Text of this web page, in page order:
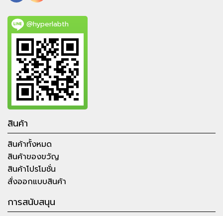
@hyperlabth
สินค้า
สินค้าทั้งหมด
สินค้าของขวัญ
สินค้าโปรโมชั่น
สั่งออกแบบสินค้า
การสนับสนุน